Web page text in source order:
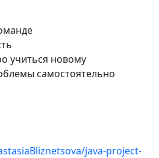
учиться новому
самостоятельно
java-project-